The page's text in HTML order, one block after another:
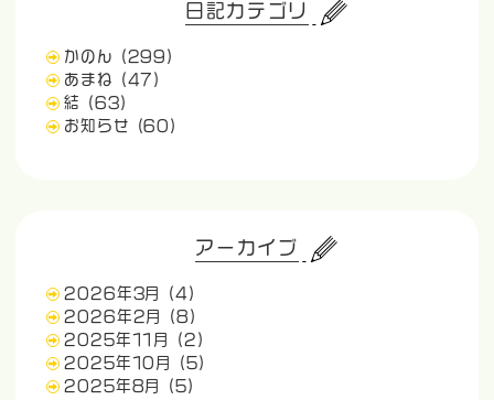
日記カテゴリ
かのん
(299)
あまね
(47)
結
(63)
お知らせ
(60)
アーカイブ
2026年3月
(4)
2026年2月
(8)
2025年11月
(2)
2025年10月
(5)
2025年8月
(5)